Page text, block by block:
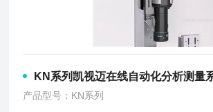
KN系列凯视迈在线自动化分析测量
产品型号：KN系列